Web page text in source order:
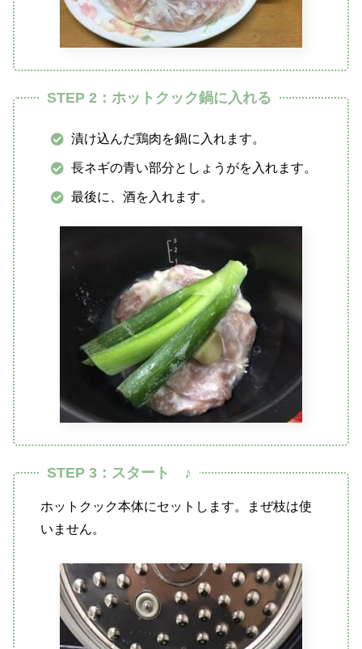
STEP 2：ホットクック鍋に入れる
漬け込んだ鶏肉を鍋に入れます。
長ネギの青い部分としょうがを入れます。
最後に、酒を入れます。
STEP 3：スタート ♪
ホットクック本体にセットします。まぜ枝は使
いません。